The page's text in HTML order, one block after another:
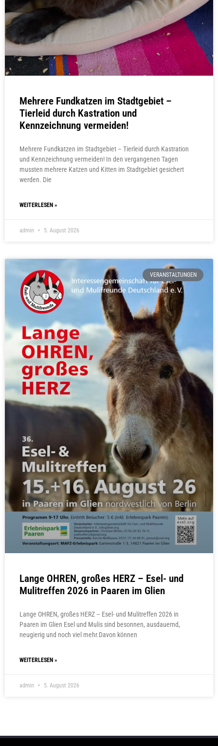
Mehrere Fundkatzen im Stadtgebiet –
Tierleid durch Kastration und
Kennzeichnung vermeiden!
Mehrere Fundkatzen im Stadtgebiet – Tierleid durch Kastration
und Kennzeichnung vermeiden! In den vergangenen Tagen
mussten mehrere Katzen und Kitten im Stadtgebiet gesichert
werden. Die
WEITERLESEN »
admin 5. August 2026
VERANSTALTUNGEN
Lange OHREN, großes HERZ – Esel- und
Mulitreffen 2026 in Paaren im Glien
Lange OHREN, großes HERZ – Esel- und Mulitreffen 2026 in
Paaren im Glien Esel und Mulis sind besonnen, ausdauernd,
neugierig und noch viel mehr.Davon können
WEITERLESEN »
admin 5. August 2026